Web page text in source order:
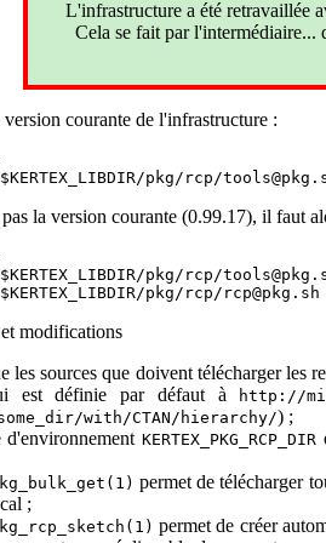
ajoutés ainsi que les
, nécessaires).
2024-11-26 : Correction
fichiers.dtx. Partant, les
$KERTEX_SHELL
correspondant aux langues
n'interprète pas le format
2024-11-09 : Compilation
disponibles que possible
dans RISK — qui fournit, si
2024-07-07 : Modification
génération sous Debian ;
2024-06-08 : Correction
(les recettesrcp) peut être
ligne était incorrecte et
faut également récupérer
nouvelle version dépend
2024-05-21 : Mise à jour
L'infrastructure a été retravaillée
Cela se fait par l'intermédiaire...
courante de l'infrastructure :
la version courante (0.99.17), il faut
$KERTEX_LIBDIR/pkg/rcp/
modifications
les sources que doivent télécharger les
est définie par défaut à
http://
with/CTAN/hierarchy/) ;
d'environnementKERTEX_PKG_RCP_DIR
permet de télécharger
;
permet de créer